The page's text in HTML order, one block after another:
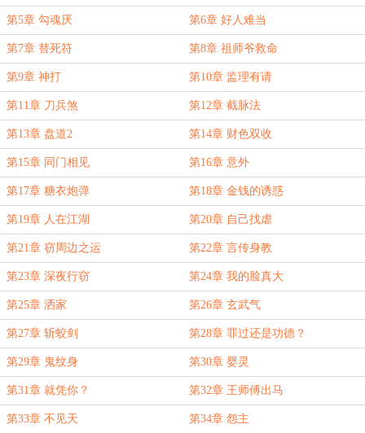
第5章 勾魂厌 第6章 好人难当
第7章 替死符 第8章 祖师爷救命
第9章 神打 第10章 监理有请
第11章 刀兵煞 第12章 截脉法
第13章 盘道2 第14章 财色双收
第15章 同门相见 第16章 意外
第17章 糖衣炮弹 第18章 金钱的诱惑
第19章 人在江湖 第20章 自己找虐
第21章 窃周边之运 第22章 言传身教
第23章 深夜行窃 第24章 我的脸真大
第25章 洒家 第26章 玄武气
第27章 斩蛟剑 第28章 罪过还是功德？
第29章 鬼纹身 第30章 婴灵
第31章 就凭你？ 第32章 王师傅出马
第33章 不见天 第34章 怨主